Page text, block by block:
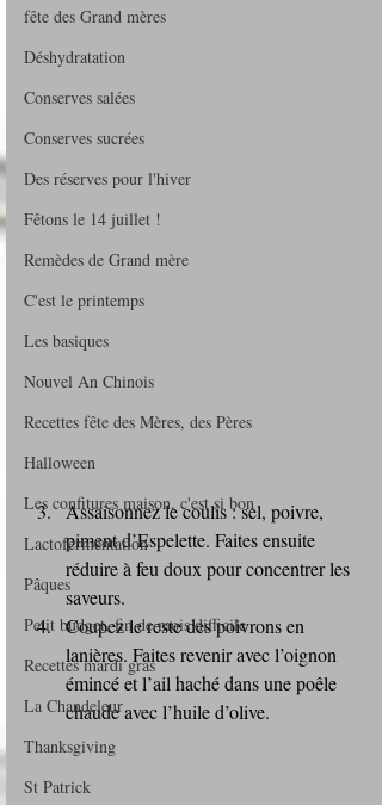
fête des Grand mères
Déshydratation
Conserves salées
Conserves sucrées
Des réserves pour l'hiver
Fêtons le 14 juillet !
Remèdes de Grand mère
C'est le printemps
Les basiques
Nouvel An Chinois
Recettes fête des Mères, des Pères
Halloween
Les confitures maison, c'est si bon
Lactofermentation
Pâques
Petit budget, fin de mois difficile
Recettes mardi gras
La Chandeleur
Thanksgiving
St Patrick
Assaisonnez le coulis : sel, poivre,
piment d’Espelette. Faites ensuite
réduire à feu doux pour concentrer les
saveurs.
Coupez le reste des poivrons en
lanières. Faites revenir avec l’oignon
émincé et l’ail haché dans une poêle
chaude avec l’huile d’olive.